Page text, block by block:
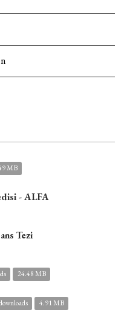
MB
- ALFA
Tezi
24.48 MB
4.91 MB